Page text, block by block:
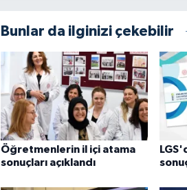
Bunlar da ilginizi çekebilir
Öğretmenlerin il içi atama
sonuçları açıklandı